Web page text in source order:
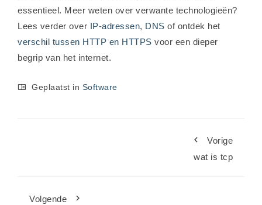
essentieel. Meer weten over verwante technologieën?
Lees verder over IP-adressen, DNS of ontdek het
verschil tussen HTTP en HTTPS voor een dieper
begrip van het internet.
Geplaatst in Software
Vorige
wat is tcp
Volgende